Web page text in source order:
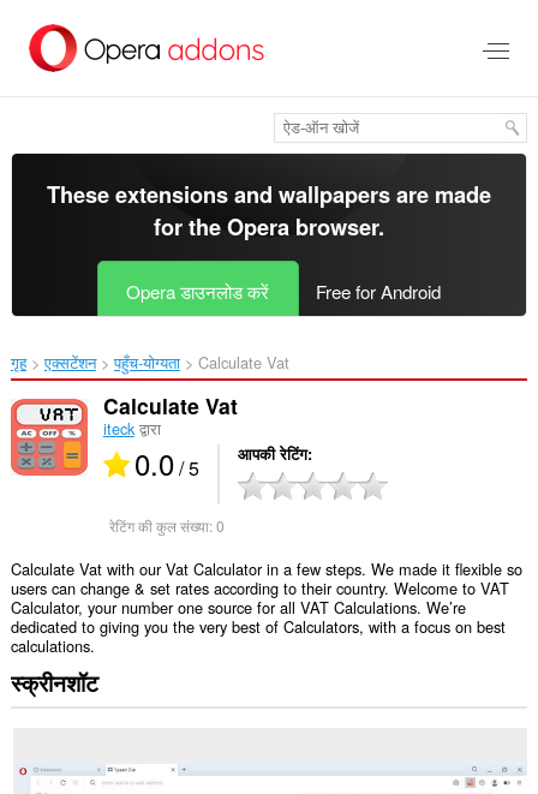
सामग्री
These extensions and wallpapers are made
for theOpera browser.
Opera डाउनलोड करें Free for Android
गृह एक्सटेंशन पहुँच-योग्यता Calculate Vat‎
Calculate Vat
iteckद्वारा
0.0/ 5 आपकी रेटिंग
रेटिंग की कुल संख्या:0
Calculate Vat with our Vat Calculator in a few steps. We made it flexible so
users can change & set rates according to their country. Welcome to VAT
Calculator, your number one source for all VAT Calculations. We’re
dedicated to giving you the very best of Calculators, with a focus on best
calculations.
स्क्रीनशॉट